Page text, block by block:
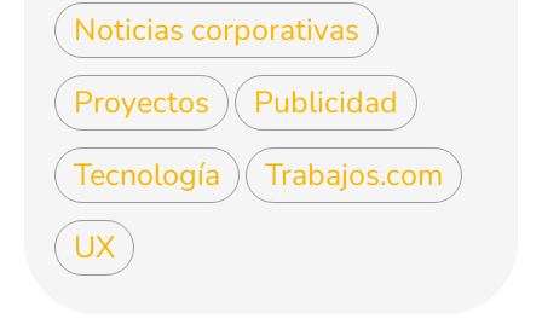
Noticias corporativas
Proyectos
Publicidad
Tecnología
Trabajos.com
UX